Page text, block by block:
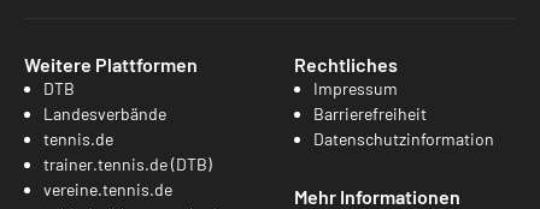
Weitere Plattformen
DTB
Landesverbände
tennis.de
trainer.tennis.de (DTB)
vereine.tennis.de
Rechtliches
Impressum
Barrierefreiheit
Datenschutzinformation
Mehr Informationen